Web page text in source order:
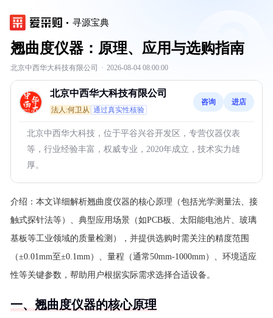
寻源宝典
翘曲度仪器：原理、应用与选购指南
北京中西华大科技有限公司 · 2026-08-04 08:00:00
北京中西华大科技有限公司
法人:何卫从 通过真实性核验
咨询 进店
北京中西华大科技，位于平谷兴谷开发区，专营仪器仪表
等，行业经验丰富，权威专业，2020年成立，技术实力雄
厚。
介绍： 本文详细解析翘曲度仪器的核心原理（包括光学测量法、接
触式探针法等）、典型应用场景（如PCB板、太阳能电池片、玻璃
基板等工业领域的质量检测），并提供选购时需关注的精度范围
（±0.01mm至±0.1mm）、量程（通常50mm-1000mm）、环境适应
性等关键参数，帮助用户根据实际需求选择合适设备。
一、翘曲度仪器的核心原理